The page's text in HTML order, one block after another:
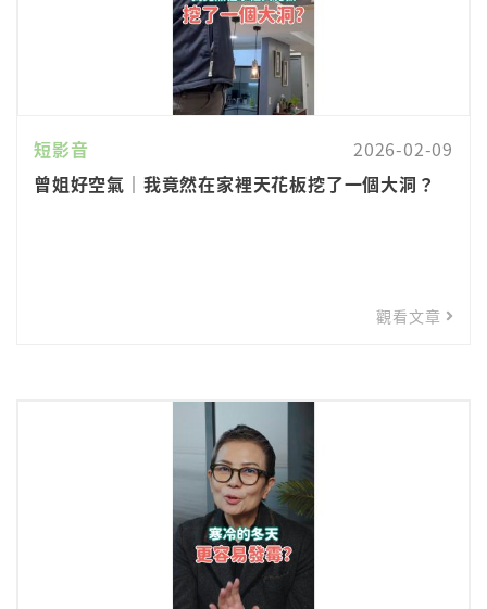
短影音
2026-02-09
曾姐好空氣｜我竟然在家裡天花板挖了一個大洞？
觀看文章